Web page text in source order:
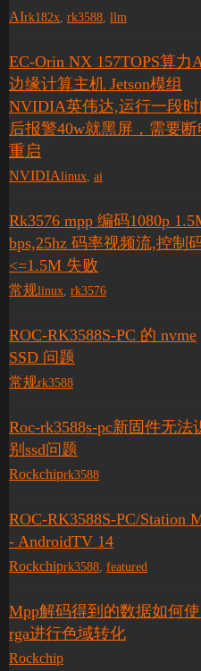
AIrk182x rk3588 llm
EC-Orin NX 157TOPS算力
边缘计算主机 Jetson模组
NVIDIA英伟达,运行一段时
后报警40w就黑屏，需要断
重启
NVIDIAlinux ai
Rk3576 mpp 编码1080p
bps,25hz 码率视频流,控制
<=1.5M 失败
常规linux rk3576
ROC-RK3588S-PC 的 nvme
SSD 问题
常规rk3588
Roc-rk3588s-pc新固件无法
别ssd问题
Rockchiprk3588
ROC-RK3588S-PC/Station
- AndroidTV 14
Rockchiprk3588 featured
Mpp解码得到的数据如何使
rga进行色域转化
Rockchip